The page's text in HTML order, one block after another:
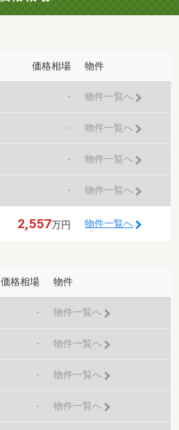
価格相場 物件
- 物件一覧へ
- 物件一覧へ
- 物件一覧へ
- 物件一覧へ
2,557万円 物件一覧へ
価格相場 物件
- 物件一覧へ
- 物件一覧へ
- 物件一覧へ
- 物件一覧へ